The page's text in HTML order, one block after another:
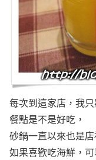
每次到這家店，我
餐點是不是好吃，
砂鍋一直以來也是店
如果喜歡吃海鮮，